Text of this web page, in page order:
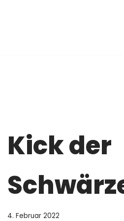
Kick der
4. Februar 2022